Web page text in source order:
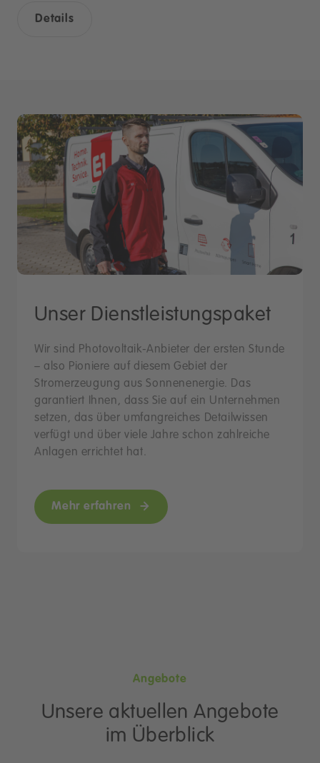
Details
Unser Dienstleistungspaket
Wir sind Photovoltaik-Anbieter der ersten Stunde
– also Pioniere auf diesem Gebiet der
Stromerzeugung aus Sonnenenergie. Das
garantiert Ihnen, dass Sie auf ein Unternehmen
setzen, das über umfangreiches Detailwissen
verfügt und über viele Jahre schon zahlreiche
Anlagen errichtet hat.
Mehr erfahren
Angebote
Unsere aktuellen Angebote
im Überblick